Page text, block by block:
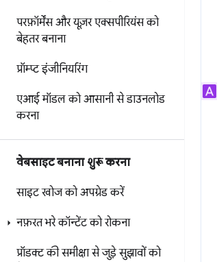
परफ़ॉर्मेंस और यूज़र एक्सपीरियंस को
बेहतर बनाना
प्रॉम्प्ट इंजीनियरिंग
एआई मॉडल को आसानी से डाउनलोड
करना
वेबसाइट बनाना शुरू करना
साइट खोज को अपग्रेड करें
नफ़रत भरे कॉन्टेंट को रोकना
प्रॉडक्ट की समीक्षा से जुड़े सुझावों को